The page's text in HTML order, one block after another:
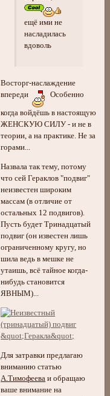
ещё ими не
насладилась
вдоволь
Восторг-наслаждение
впереди
Особенно
когда войдёшь в настоящую
ЖЕНСКУЮ СИЛУ - и не в
теории, а на практике. Не за
горами...
Назвала так тему, потому
что сей Гераклов "подвиг"
неизвестен широким
массам (в отличие от
остальных 12 подвигов).
Пусть будет Тринадцатый
подвиг (он известен лишь
ограниченному кругу, но
шила ведь в мешке не
утаишь, всё тайное когда-
нибудь становится
ЯВНЫМ)...
Для затравки предлагаю
вниманию статью
А.Тимофеева и обращаю
ваше внимание на